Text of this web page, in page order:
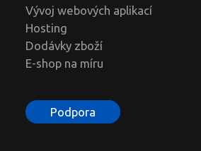
Vývoj webových aplikací
Hosting
Dodávky zboží
E-shop na míru
Podpora